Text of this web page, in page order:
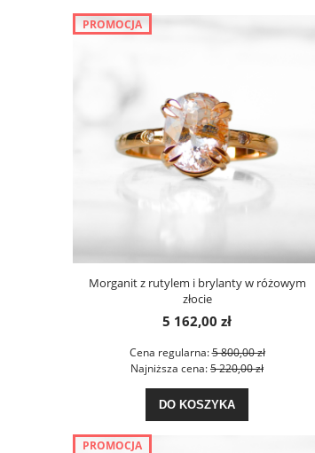
Morganit z rutylem i brylanty w różowym
złocie
5 162,00 zł
Cena regularna:5 800,00 zł
Najniższa cena:5 220,00 zł
DO KOSZYKA
PROMOCJA
PROMOCJA